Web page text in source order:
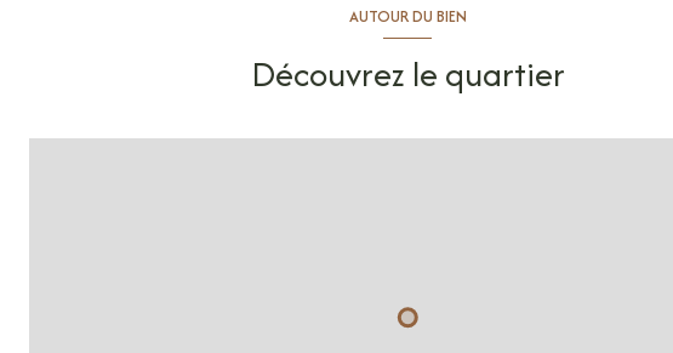
AUTOUR DU BIEN
Découvrez le quartier